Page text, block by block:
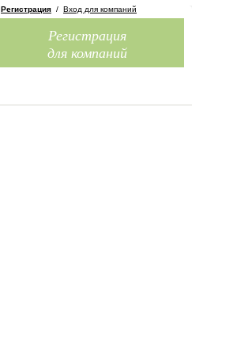
Регистрация / Вход для компаний
Регистрация
для компаний